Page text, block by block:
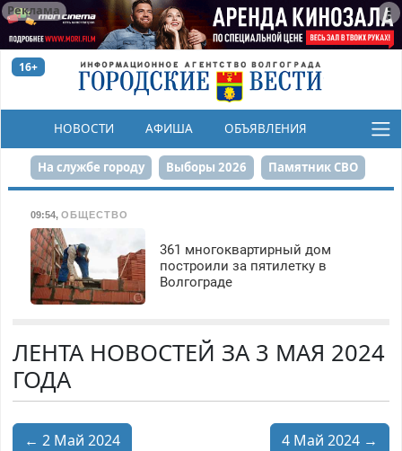
Реклама
16+
НОВОСТИ АФИША ОБЪЯВЛЕНИЯ
КОНКУРСЫ
На службе городу Выборы 2026 Памятник СВО
Набережная День Победы Реконструкция ЦПКиО
80-летие Победы Парк Героев-летчиков
09:54, ОБЩЕСТВО
361 многоквартирный дом
построили за пятилетку в
Волгограде
ЛЕНТА НОВОСТЕЙ ЗА 3 МАЯ 2024
ГОДА
← 2 Май 2024 4 Май 2024 →